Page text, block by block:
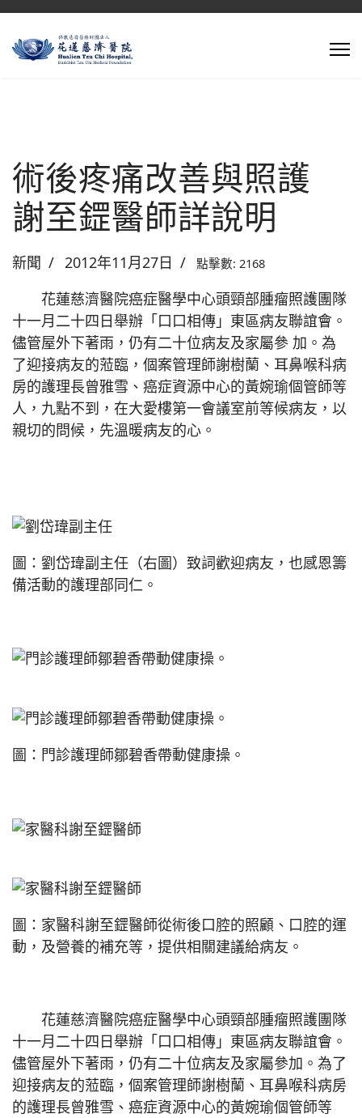
術後疼痛改善與照護
謝至鎠醫師詳說明
新聞 2012年11月27日 點擊數: 2168
花蓮慈濟醫院癌症醫學中心頭頸部腫瘤照護團隊
十一月二十四日舉辦「口口相傳」東區病友聯誼會。
儘管屋外下著雨，仍有二十位病友及家屬參 加。為
了迎接病友的蒞臨，個案管理師謝樹蘭、耳鼻喉科病
房的護理長曾雅雪、癌症資源中心的黃婉瑜個管師等
人，九點不到，在大愛樓第一會議室前等候病友，以
親切的問候，先溫暖病友的心。
圖：劉岱瑋副主任（右圖）致詞歡迎病友，也感恩籌
備活動的護理部同仁。
圖：門診護理師鄒碧香帶動健康操。
圖：家醫科謝至鎠醫師從術後口腔的照顧、口腔的運
動，及營養的補充等，提供相關建議給病友。
花蓮慈濟醫院癌症醫學中心頭頸部腫瘤照護團隊
十一月二十四日舉辦「口口相傳」東區病友聯誼會。
儘管屋外下著雨，仍有二十位病友及家屬參加。為了
迎接病友的蒞臨，個案管理師謝樹蘭、耳鼻喉科病房
的護理長曾雅雪、癌症資源中心的黃婉瑜個管師等